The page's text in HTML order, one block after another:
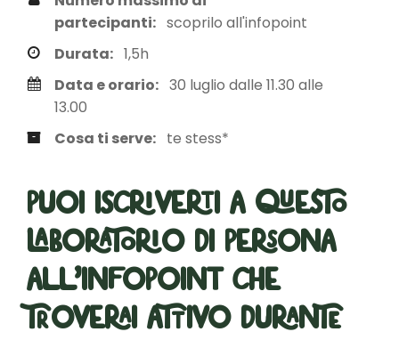
partecipanti: scoprilo all'infopoint
Durata: 1,5h
Data e orario: 30 luglio dalle 11.30 alle
13.00
Cosa ti serve: te stess*
Puoi iscriverti a questo
laboratorio di persona
all’infopoint che
troverai attivo durante